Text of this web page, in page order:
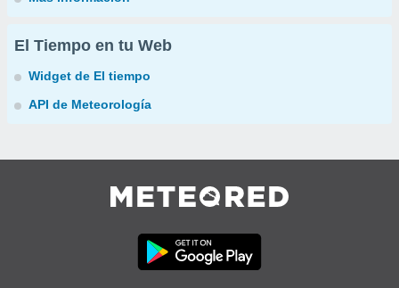
El Tiempo en tu Web
Widget de El tiempo
API de Meteorología